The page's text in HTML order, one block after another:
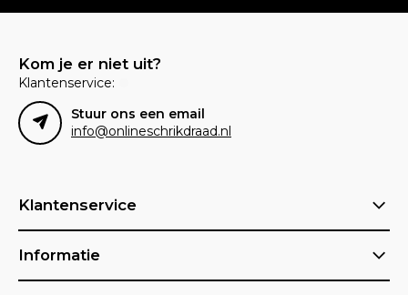
Kom je er niet uit?
Klantenservice:
Stuur ons een email
info@onlineschrikdraad.nl
Klantenservice
Informatie